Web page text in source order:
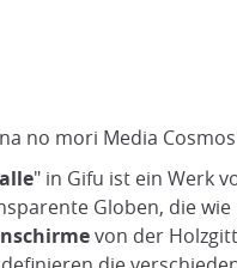
no mori Media
" in Gifu ist ein Werk
Globen, die wie
von der